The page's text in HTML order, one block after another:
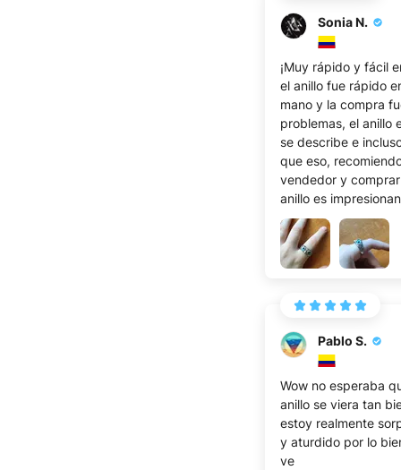
Sonia N.
¡Muy rápido y fácil
el anillo fue rápido
mano y la compra
problemas, el anillo
se describe e
que eso,
vendedor y
anillo es
Pablo S.
Wow no esperaba
anillo se viera tan
estoy realmente
y aturdido por lo
ve